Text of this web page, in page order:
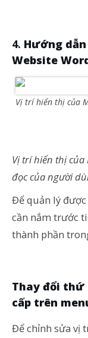
Hướng
Website
Vị trí hiển thị của
Vị trí hiển thị
đọc của người
Để quản lý
cần nắm trước
thành phần
Thay đổi
cấp trên
Để chỉnh sửa vị